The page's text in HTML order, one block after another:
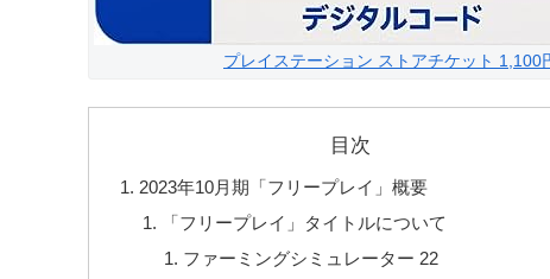
プレイステーション ストアチケット 1,100
目次
2023年10月期「フリープレイ」概要
「フリープレイ」タイトルについて
ファーミングシミュレーター 22